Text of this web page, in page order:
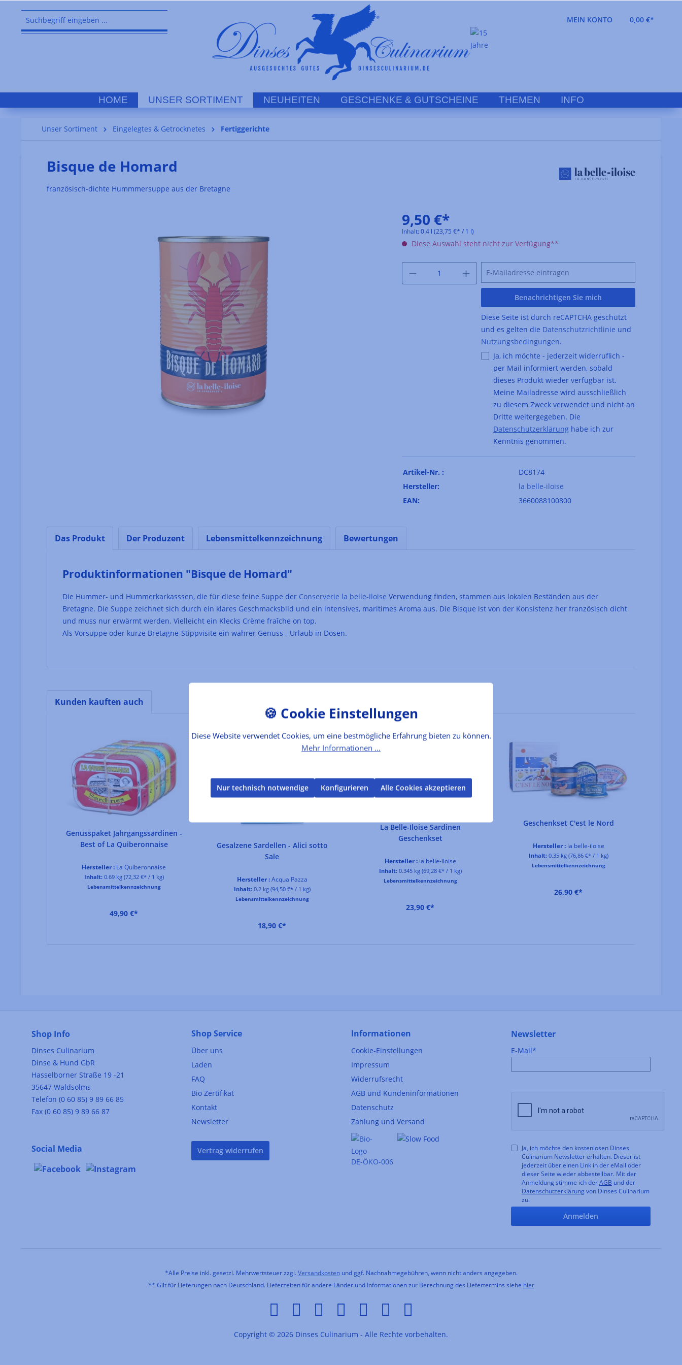
Zur Hauptnavigation springen
MEIN KONTO
0,00 €*
HOME UNSER SORTIMENT NEUHEITEN GESCHENKE & GUTSCHEINE THEMEN INFO
Unser Sortiment Eingelegtes & Getrocknetes Fertiggerichte
Bisque de Homard
französisch-dichte Hummmersuppe aus der Bretagne
9,50 €*
Inhalt: 0.4 l (23,75 €* / 1 l)
Diese Auswahl steht nicht zur Verfügung**
Benachrichtigen Sie mich
Diese Seite ist durch reCAPTCHA geschützt
und es gelten die Datenschutzrichtlinie und
Nutzungsbedingungen.
Ja, ich möchte - jederzeit widerruflich -
per Mail informiert werden, sobald
dieses Produkt wieder verfügbar ist.
Meine Mailadresse wird ausschließlich
zu diesem Zweck verwendet und nicht an
Dritte weitergegeben. Die
Datenschutzerklärunghabe ich zur
Kenntnis genommen.
Artikel-Nr. :
DC8174
Hersteller:
la belle-iloise
EAN:
3660088100800
Das Produkt Der Produzent Lebensmittelkennzeichnung Bewertungen
Produktinformationen "Bisque de Homard"
Die Hummer- und Hummerkarkasssen, die für diese feine Suppe der Conserverie la belle-iloise Verwendung finden, stammen aus lokalen Beständen aus der
Bretagne. Die Suppe zeichnet sich durch ein klares Geschmacksbild und ein intensives, maritimes Aroma aus. Die Bisque ist von der Konsistenz her französisch dicht
und muss nur erwärmt werden. Vielleicht ein Klecks Crème fraîche on top.
Als Vorsuppe oder kurze Bretagne-Stippvisite ein wahrer Genuss - Urlaub in Dosen.
Kunden kauften auch
Genusspaket Jahrgangssardinen -
Best of La Quiberonnaise
Hersteller : La Quiberonnaise
Inhalt: 0.69 kg (72,32 €* / 1 kg)
Lebensmittelkennzeichnung
49,90 €*
Gesalzene Sardellen - Alici sotto
Sale
Hersteller :Acqua Pazza
Inhalt: 0.2 kg (94,50 €* / 1 kg)
Lebensmittelkennzeichnung
18,90 €*
La Belle-Iloise Sardinen
Geschenkset
Hersteller :la belle-iloise
Inhalt: 0.345 kg (69,28 €* / 1 kg)
Lebensmittelkennzeichnung
23,90 €*
Geschenkset C'est le Nord
Hersteller :la belle-iloise
Inhalt: 0.35 kg (76,86 €* / 1 kg)
Lebensmittelkennzeichnung
26,90 €*
Shop Info
Dinses Culinarium
Dinse & Hund GbR
Hasselborner Straße 19 -21
35647 Waldsolms
Telefon (0 60 85) 9 89 66 85
Fax (0 60 85) 9 89 66 87
Social Media
Shop Service
Über uns
Laden
FAQ
Bio Zertifikat
Kontakt
Newsletter
Vertrag widerrufen
Informationen
Cookie-Einstellungen
Impressum
Widerrufsrecht
AGB und Kundeninformationen
Datenschutz
Zahlung und Versand
DE-ÖKO-006
Newsletter
E-Mail*
Ja, ich möchte den kostenlosen Dinses
Culinarium Newsletter erhalten. Dieser ist
jederzeit über einen Link in der eMail oder
dieser Seite wieder abbestellbar. Mit der
Anmeldung stimme ich derAGB und der
Datenschutzerklärung von Dinses Culinarium
zu.
Anmelden
*Alle Preise inkl. gesetzl. Mehrwertsteuer zzgl. Versandkostenund ggf. Nachnahmegebühren, wenn nicht anders angegeben.
** Gilt für Lieferungen nach Deutschland. Lieferzeiten für andere Länder und Informationen zur Berechnung des Liefertermins siehe hier
Copyright © 2026 Dinses Culinarium - Alle Rechte vorbehalten.
Diese Website verwendet Cookies, um eine bestmögliche Erfahrung bieten zu können.
Mehr Informationen ...
Nur technisch notwendige Konfigurieren Alle Cookies akzeptieren